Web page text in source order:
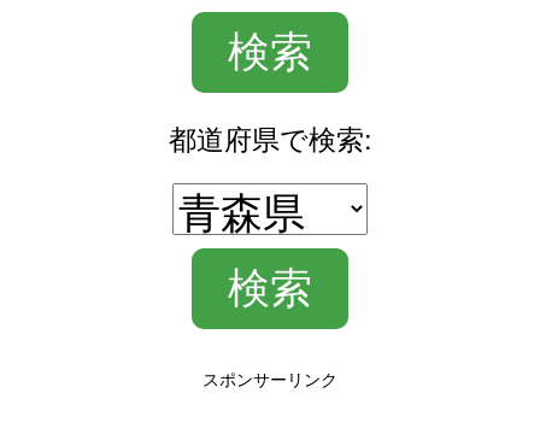
都道府県で検索:
スポンサーリンク